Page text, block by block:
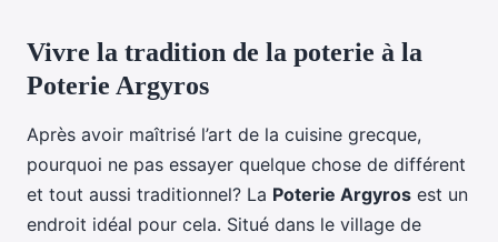
Vivre la tradition de la poterie à la
Poterie Argyros
Après avoir maîtrisé l’art de la cuisine grecque,
pourquoi ne pas essayer quelque chose de différent
et tout aussi traditionnel? La Poterie Argyros est un
endroit idéal pour cela. Situé dans le village de